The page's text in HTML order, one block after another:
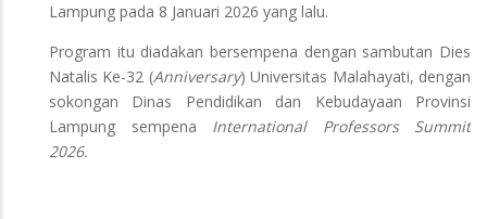
Lampung pada 8 Januari 2026 yang lalu.
Program itu diadakan bersempena dengan sambutan Dies
Natalis Ke-32 (Anniversary) Universitas Malahayati, dengan
sokongan Dinas Pendidikan dan Kebudayaan Provinsi
Lampung sempena International Professors Summit
2026.